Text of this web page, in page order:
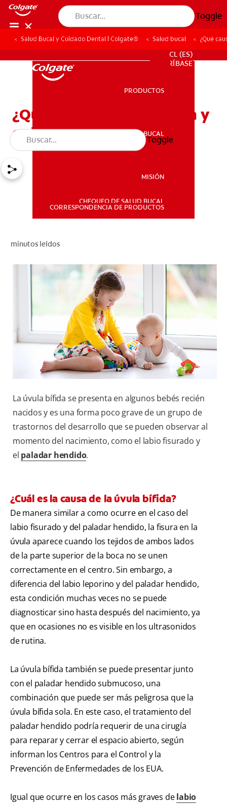
Toggle
SALUD BUCAL
PARA PROFESIONALES
CL (ES)
SUSCRÍBASE
PARA PROFESIONALES
CL (ES)
SUSCRÍBASE
PRODUCTOS
SALUD BUCAL
MISIÓN
CHEQUEO DE SALUD BUCAL
CORRESPONDENCIA DE PRODUCTOS
Toggle
Salud Bucal y Cuidado Dental | Colgate® Salud bucal ¿Qué
¿Qué causa la úvula bífida y
cuál es el tratamiento?
minutos leídos
La úvula bífida se presenta en algunos bebés recién
nacidos y es una forma poco grave de un grupo de
trastornos del desarrollo que se pueden observar al
momento del nacimiento, como el labio fisurado y
el paladar hendido.
¿Cuál es la causa de la úvula bífida?
De manera similar a como ocurre en el caso del
labio fisurado y del paladar hendido, la fisura en la
úvula aparece cuando los tejidos de ambos lados
de la parte superior de la boca no se unen
correctamente en el centro. Sin embargo, a
diferencia del labio leporino y del paladar hendido,
esta condición muchas veces no se puede
diagnosticar sino hasta después del nacimiento, ya
que en ocasiones no es visible en los ultrasonidos
de rutina.
La úvula bífida también se puede presentar junto
con el paladar hendido submucoso, una
combinación que puede ser más peligrosa que la
úvula bífida sola. En este caso, el tratamiento del
paladar hendido podría requerir de una cirugía
para reparar y cerrar el espacio abierto, según
informan los Centros para el Control y la
Prevención de Enfermedades de los EUA.
Igual que ocurre en los casos más graves delabio